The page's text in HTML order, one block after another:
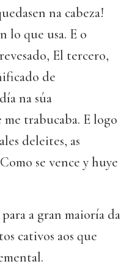
na cabeza!
lo que usa. E o
El tercero,
de
na súa
trabucaba. E logo
deleites, as
se vence y huye
a gran maioría da
cativos aos que